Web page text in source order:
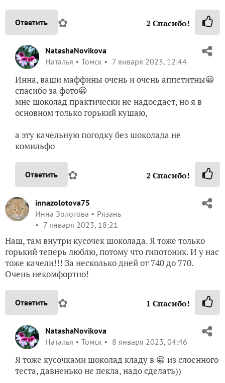
Ответить ✿ 2 Спасибо!
NatashaNovikova
Наталья
Томск 7 января 2023, 12:44
Инна, ваши маффины очень и очень аппетитны😀
спасибо за фото😀
мне шоколад практически не надоедает, но я в
основном только горький кушаю,
а эту качельную погодку без шоколада не
комильфо
Ответить ✿ 2 Спасибо!
innazolotova75
Инна Золотова
Рязань
7 января 2023, 18:21
Наш, там внутри кусочек шоколада. Я тоже только
горький теперь люблю, потому что гипотоник. И у нас
тоже качели!!! За несколько дней от 740 до 770.
Очень некомфортно!
Ответить ✿ 1 Спасибо!
NatashaNovikova
Наталья
Томск 8 января 2023, 04:46
Я тоже кусочками шоколад кладу в 😀 из слоенного
теста, давненько не пекла, надо сделать))